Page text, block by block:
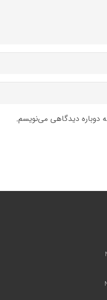
دوباره دیدگاهی می‌نویسم.